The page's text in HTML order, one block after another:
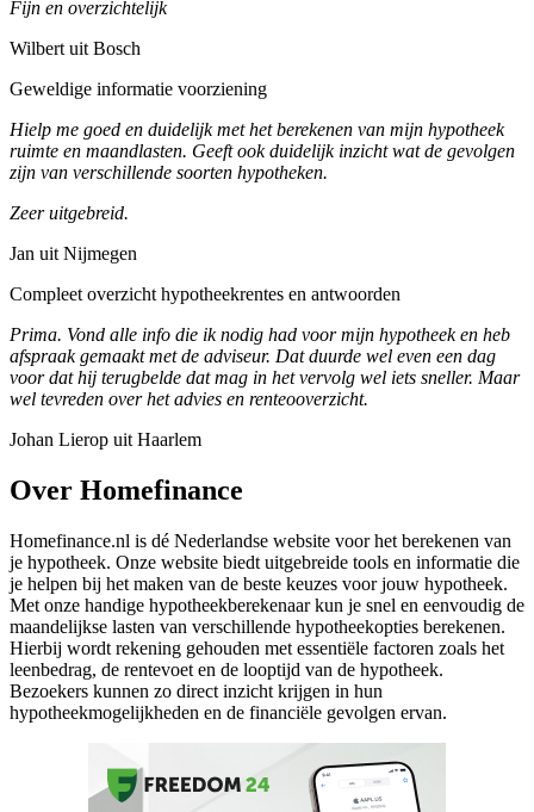
Fijn en overzichtelijk
Wilbert uit Bosch
Geweldige informatie voorziening
Hielp me goed en duidelijk met het berekenen van mijn hypotheek
ruimte en maandlasten. Geeft ook duidelijk inzicht wat de gevolgen
zijn van verschillende soorten hypotheken.
Zeer uitgebreid.
Jan uit Nijmegen
Compleet overzicht hypotheekrentes en antwoorden
Prima. Vond alle info die ik nodig had voor mijn hypotheek en heb
afspraak gemaakt met de adviseur. Dat duurde wel even een dag
voor dat hij terugbelde dat mag in het vervolg wel iets sneller. Maar
wel tevreden over het advies en renteooverzicht.
Johan Lierop uit Haarlem
Over Homefinance
Homefinance.nl is dé Nederlandse website voor het berekenen van
je hypotheek. Onze website biedt uitgebreide tools en informatie die
je helpen bij het maken van de beste keuzes voor jouw hypotheek.
Met onze handige hypotheekberekenaar kun je snel en eenvoudig de
maandelijkse lasten van verschillende hypotheekopties berekenen.
Hierbij wordt rekening gehouden met essentiële factoren zoals het
leenbedrag, de rentevoet en de looptijd van de hypotheek.
Bezoekers kunnen zo direct inzicht krijgen in hun
hypotheekmogelijkheden en de financiële gevolgen ervan.